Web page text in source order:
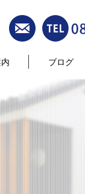
ブログ